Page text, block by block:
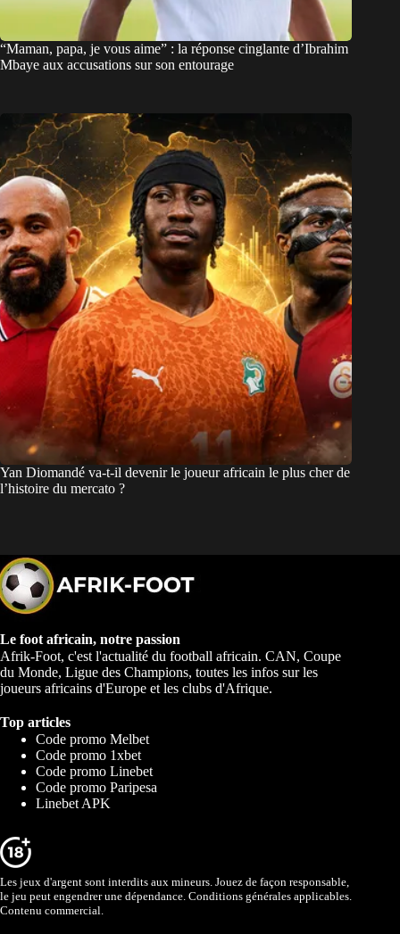
“Maman, papa, je vous aime” : la réponse cinglante d’Ibrahim
Mbaye aux accusations sur son entourage
Yan Diomandé va-t-il devenir le joueur africain le plus cher de
l’histoire du mercato ?
Le foot africain, notre passion
Afrik-Foot, c'est l'actualité du football africain. CAN, Coupe
du Monde, Ligue des Champions, toutes les infos sur les
joueurs africains d'Europe et les clubs d'Afrique.
Top articles
Code promo Melbet
Code promo 1xbet
Code promo Linebet
Code promo Paripesa
Linebet APK
Les jeux d'argent sont interdits aux mineurs. Jouez de façon responsable,
le jeu peut engendrer une dépendance. Conditions générales applicables.
Contenu commercial.